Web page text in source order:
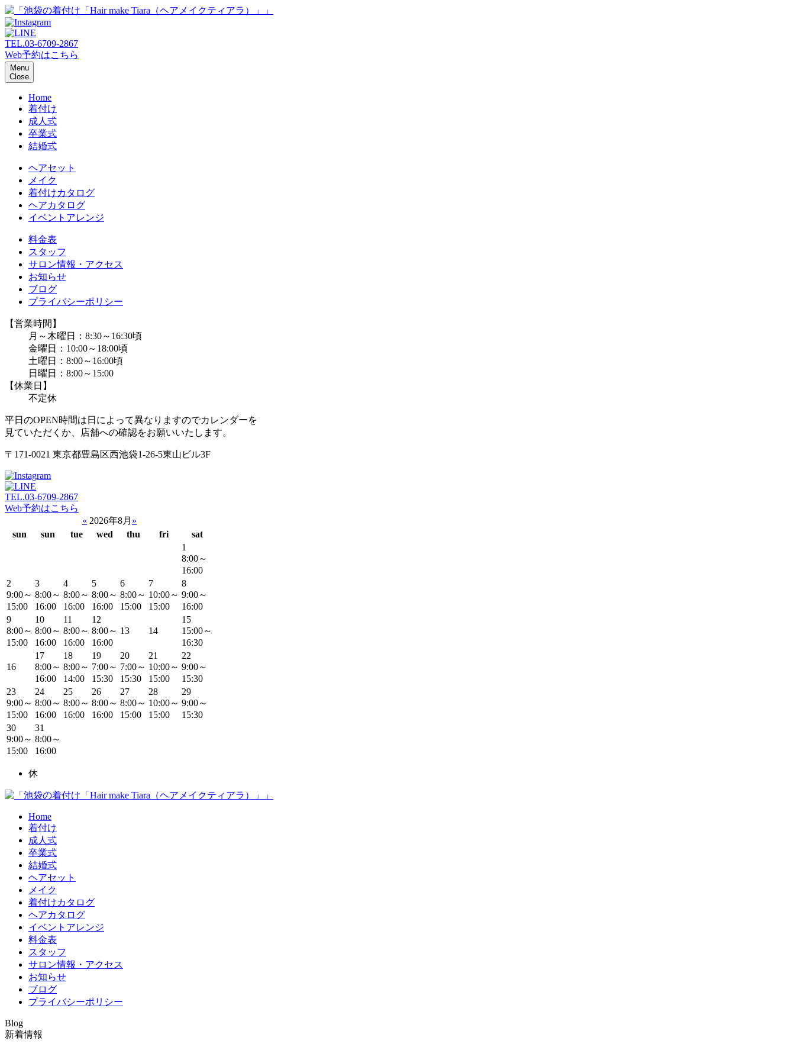
TEL.03-6709-2867
Web予約はこちら
Menu
Close
Home
着付け
成人式
卒業式
結婚式
ヘアセット
メイク
着付けカタログ
ヘアカタログ
イベントアレンジ
料金表
スタッフ
サロン情報・アクセス
お知らせ
ブログ
プライバシーポリシー
【営業時間】
月～木曜日：8:30～16:30頃
金曜日：10:00～18:00頃
土曜日：8:00～16:00頃
日曜日：8:00～15:00
【休業日】
不定休
平日のOPEN時間は日によって異なりますのでカレンダーを
見ていただくか、店舗への確認をお願いいたします。
〒171-0021 東京都豊島区西池袋1-26-5東山ビル3F
TEL.03-6709-2867
Web予約はこちら
« 2026年8月 »
sun
sun tue wed thu fri
sat
1
8:00～
16:00
2
9:00～
15:00
3
8:00～
16:00
4
8:00～
16:00
5
8:00～
16:00
6
8:00～
15:00
7
10:00～
15:00
8
9:00～
16:00
9
8:00～
15:00
10
8:00～
16:00
11
8:00～
16:00
12
8:00～
16:00
13 14
15
15:00～
16:30
16
17
8:00～
16:00
18
8:00～
14:00
19
7:00～
15:30
20
7:00～
15:30
21
10:00～
15:00
22
9:00～
15:30
23
9:00～
15:00
24
8:00～
16:00
25
8:00～
16:00
26
8:00～
16:00
27
8:00～
15:00
28
10:00～
15:00
29
9:00～
15:30
30
9:00～
15:00
31
8:00～
16:00
休
Home
着付け
成人式
卒業式
結婚式
ヘアセット
メイク
着付けカタログ
ヘアカタログ
イベントアレンジ
料金表
スタッフ
サロン情報・アクセス
お知らせ
ブログ
プライバシーポリシー
Blog
新着情報